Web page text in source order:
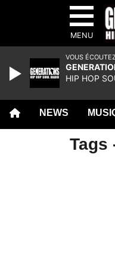
MENU
NEWS
Tags
VOUS
HIP HOP